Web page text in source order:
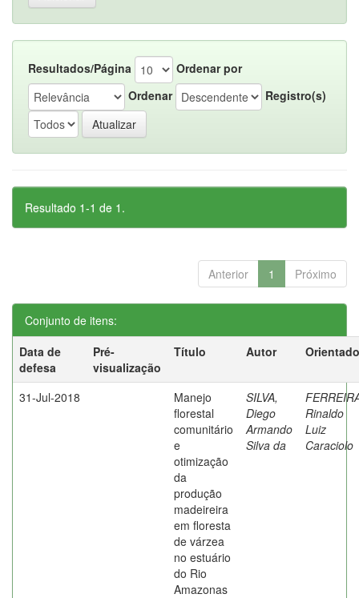
Resultados/Página
Ordenar por
Ordenar
Registro(s)
Resultado 1-1 de 1.
Anterior 1 Próximo
Conjunto de itens:
Data de
defesa
Pré-
visualização
Título Autor
31-Jul-2018
Manejo
florestal
comunitário
e
otimização
da
produção
madeireira
em floresta
de várzea
no estuário
do Rio
Amazonas
SILVA,
Diego
Armando
Silva da
Rinaldo
Luiz
Caraciolo